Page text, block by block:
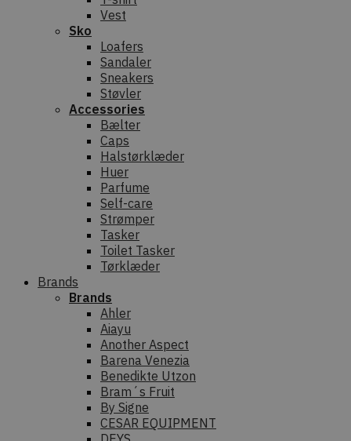
Vest
Sko
Loafers
Sandaler
Sneakers
Støvler
Accessories
Bælter
Caps
Halstørklæder
Huer
Parfume
Self-care
Strømper
Tasker
Toilet Tasker
Tørklæder
Brands
Brands
Ahler
Aiayu
Another Aspect
Barena Venezia
Benedikte Utzon
Bram´s Fruit
By Signe
CESAR EQUIPMENT